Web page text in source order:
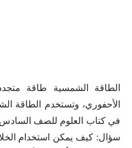
الطاقة الشمسية طاقة
الأحفوري، وتستخدم الطاقة
في كتاب العلوم للصف السادس
سؤال: كيف يمكن استخدام